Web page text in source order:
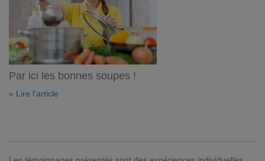
Par ici les bonnes soupes !
» Lire l'article